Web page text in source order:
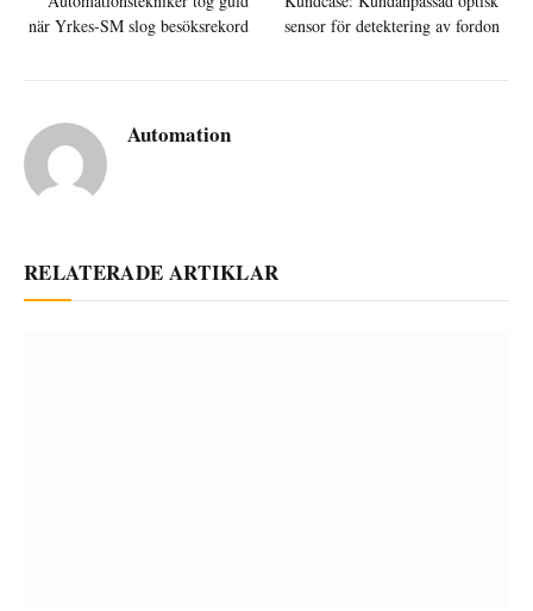
när Yrkes-SM slog besöksrekord
sensor för detektering av fordon
Automation
RELATERADE ARTIKLAR